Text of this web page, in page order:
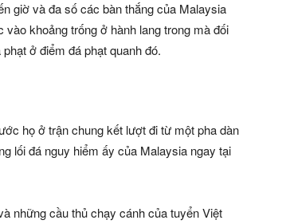
giờ và đa số các bàn thắng của Malaysia
khoảng trống ở hành lang trong mà đối
ở điểm đá phạt quanh đó.
họ ở trận chung kết lượt đi từ một pha dàn
lối đá nguy hiểm ấy của Malaysia ngay tại
những cầu thủ chạy cánh của tuyển Việt